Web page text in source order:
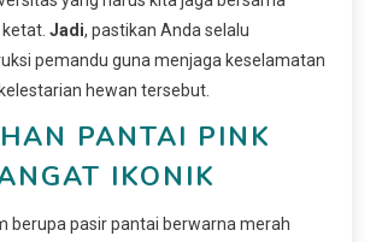
Jadi, pastikan Anda selalu
pemandu guna menjaga keselamatan
hewan tersebut.
PANTAI PINK
IKONIK
berupa pasir pantai berwarna merah